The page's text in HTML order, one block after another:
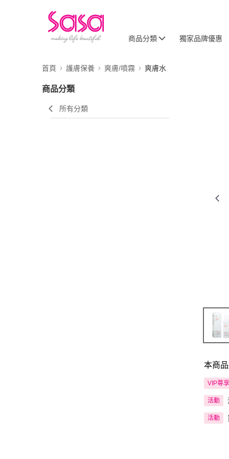
商品分類 獨家品牌優惠
首頁 護膚保養 爽膚/噴霧 爽膚水
商品分類
所有分類
本商
VIP尊享
活動
活動